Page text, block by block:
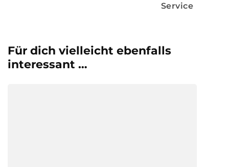
Service
Für dich vielleicht ebenfalls
interessant …